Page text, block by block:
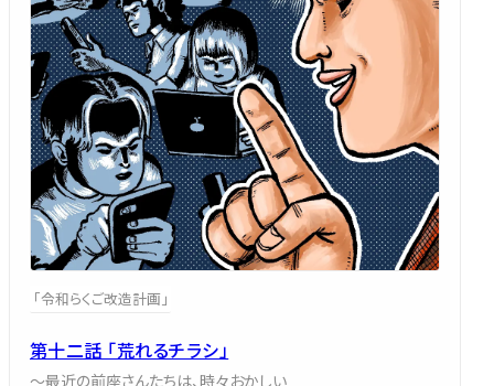
「令和らくご改造計画」
第十二話 「荒れるチラシ」
～最近の前座さんたちは、時々おかしい